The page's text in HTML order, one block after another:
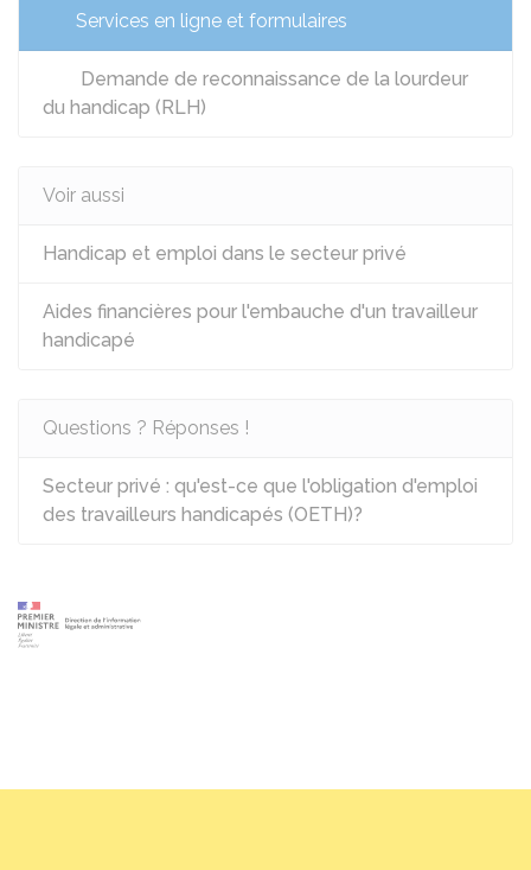
Services en ligne et formulaires
Demande de reconnaissance de la lourdeur
du handicap (RLH)
Voir aussi
Handicap et emploi dans le secteur privé
Aides financières pour l'embauche d'un travailleur
handicapé
Questions ? Réponses !
Secteur privé : qu'est-ce que l'obligation d'emploi
des travailleurs handicapés (OETH)?